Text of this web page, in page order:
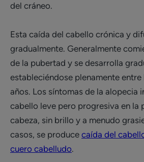
del cráneo.
Esta caída del cabello crónica y
gradualmente. Generalmente
de la pubertad y se desarrolla
estableciéndose plenamente
años. Los síntomas de la alopecia
cabello leve pero progresiva en la
cabeza, sin brillo y a menudo
casos, se produce caída del
cuero cabelludo.